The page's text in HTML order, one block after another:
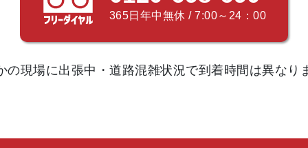
365日年中無休 / 7:00～24：00
の現場に出張中・道路混雑状況で到着時間は異なり